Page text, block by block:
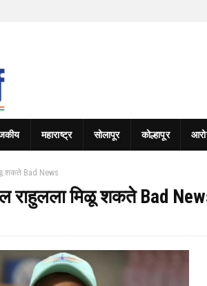
महाराष्ट्र सोलापूर कोल्हापूर
शकते Bad News
राहुलला मिळू शकते Bad